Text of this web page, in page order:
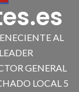
AL
GENERAL
LOCAL 5